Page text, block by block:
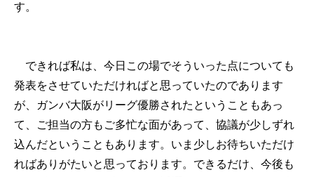
す。
できれば私は、今日この場でそういった点についても
発表をさせていただければと思っていたのであります
が、ガンバ大阪がリーグ優勝されたということもあっ
て、ご担当の方もご多忙な面があって、協議が少しずれ
込んだということもあります。いま少しお待ちいただけ
ればありがたいと思っております。できるだけ、今後も